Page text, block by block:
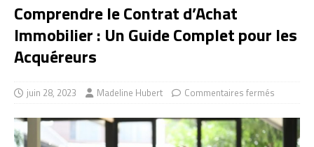
Comprendre le Contrat d’Achat
Immobilier : Un Guide Complet pour les
Acquéreurs
juin 28, 2023 Madeline Hubert Commentaires fermés